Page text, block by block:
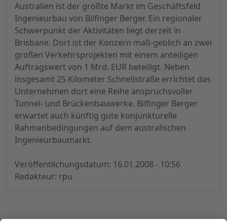
Australien ist der größte Markt im Geschäftsfeld
Ingenieurbau von Bilfinger Berger. Ein regionaler
Schwerpunkt der Aktivitäten liegt derzeit in
Brisbane. Dort ist der Konzern maß-geblich an zwei
großen Verkehrsprojekten mit einem anteiligen
Auftragswert von 1 Mrd. EUR beteiligt. Neben
insgesamt 25 Kilometer Schnellstraße errichtet das
Unternehmen dort eine Reihe anspruchsvoller
Tunnel- und Brückenbauwerke. Bilfinger Berger
erwartet auch künftig gute konjunkturelle
Rahmenbedingungen auf dem australischen
Ingenieurbaumarkt.
Veröffentlichungsdatum: 16.01.2008 - 10:56
Redakteur: rpu